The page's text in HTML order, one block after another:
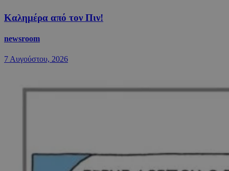
Καλημέρα από τον Πιν!
newsroom
7 Αυγούστου, 2026